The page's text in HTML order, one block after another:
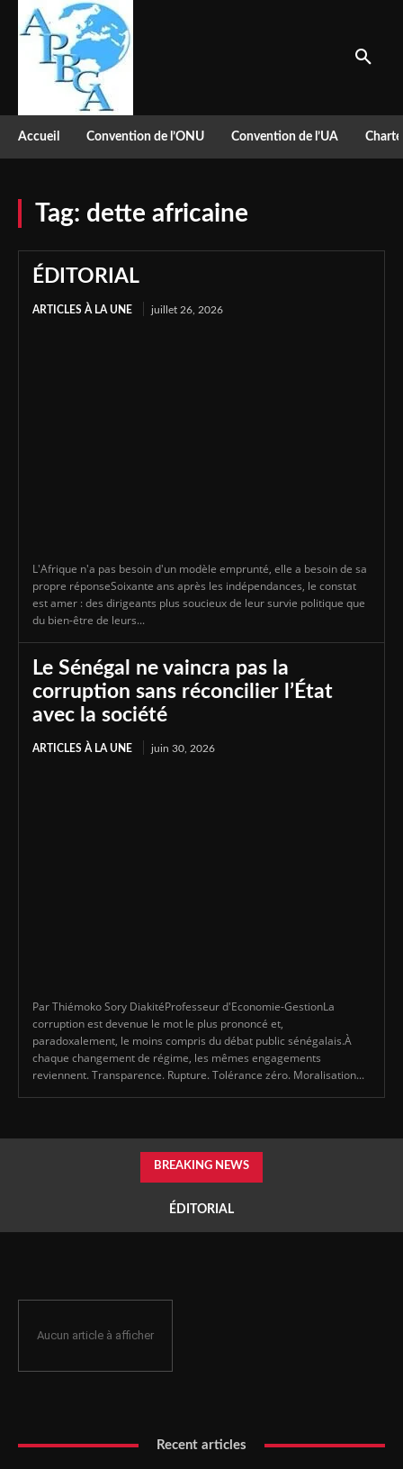
Accueil Convention de l’ONU Convention de l’UA
Tag: dette africaine
ÉDITORIAL
ARTICLES À LA UNE juillet 26, 2026
L'Afrique n'a pas besoin d'un modèle emprunté, elle a besoin de sa
propre réponseSoixante ans après les indépendances, le constat
est amer : des dirigeants plus soucieux de leur survie politique que
du bien-être de leurs...
Le Sénégal ne vaincra pas la
corruption sans réconcilier l’État
avec la société
ARTICLES À LA UNE juin 30, 2026
Par Thiémoko Sory DiakitéProfesseur d'Economie-GestionLa
corruption est devenue le mot le plus prononcé et,
paradoxalement, le moins compris du débat public sénégalais.À
chaque changement de régime, les mêmes engagements
reviennent. Transparence. Rupture. Tolérance zéro. Moralisation...
BREAKING NEWS
ÉDITORIAL
Aucun article à afficher
Recent articles